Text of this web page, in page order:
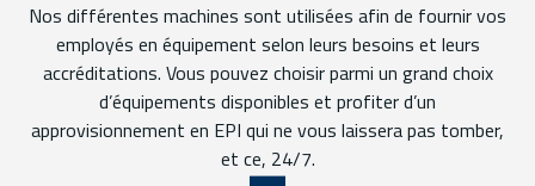
Nos différentes machines sont utilisées afin de fournir vos
employés en équipement selon leurs besoins et leurs
accréditations. Vous pouvez choisir parmi un grand choix
d’équipements disponibles et profiter d’un
approvisionnement en EPI qui ne vous laissera pas tomber,
et ce, 24/7.